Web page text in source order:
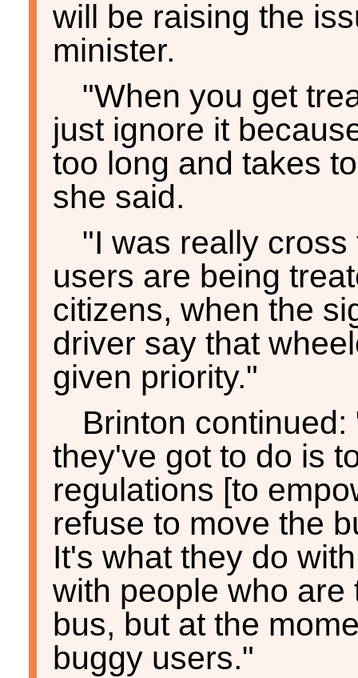
will be raising the
minister.
"When you get
just ignore it
too long and takes
she said.
"I was really
users are being
citizens, when the
driver say that
given priority."
Brinton
they've got to do is
regulations [to
refuse to move the
It's what they do
with people who
bus, but at the
buggy users."